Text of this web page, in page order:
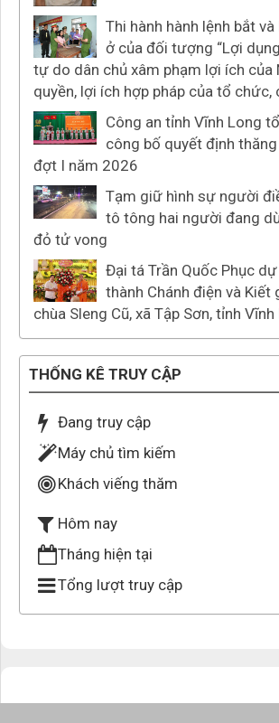
Thi hành hành lệnh bắt
ở của đối tượng “Lợi
tự do dân chủ xâm phạm lợi ích của
quyền, lợi ích hợp pháp của tổ chức,
Công an tỉnh Vĩnh Long
công bố quyết định
đợt I năm 2026
Tạm giữ hình sự người
tô tông hai người đang
đỏ tử vong
Đại tá Trần Quốc Phục dự
thành Chánh điện và Kiết
chùa Sleng Cũ, xã Tập Sơn, tỉnh Vĩnh
THỐNG KÊ TRUY CẬP
Đang truy cập
Máy chủ tìm kiếm
Khách viếng thăm
Hôm nay
Tháng hiện tại
Tổng lượt truy cập